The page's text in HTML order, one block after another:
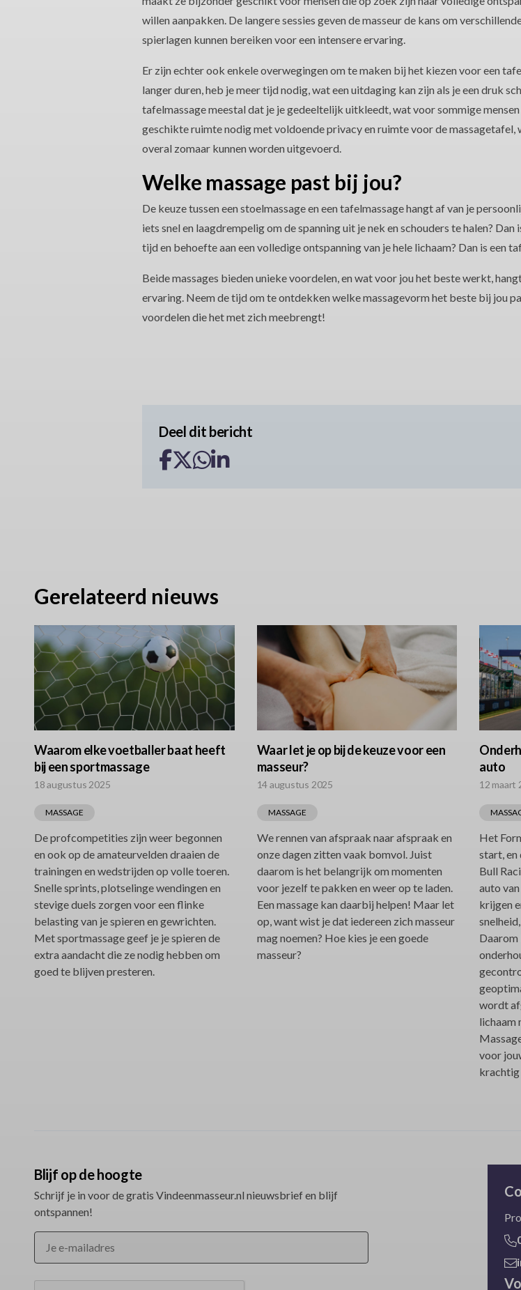
willen aanpakken. De langere sessies geven de masseur de kans om
spierlagen kunnen bereiken voor een intensere ervaring.
Er zijn echter ook enkele overwegingen om te maken bij het kiezen voor een
langer duren, heb je meer tijd nodig, wat een uitdaging kan zijn als je een druk
tafelmassage meestal dat je je gedeeltelijk uitkleedt, wat voor sommige
geschikte ruimte nodig met voldoende privacy en ruimte voor de massagetafel,
overal zomaar kunnen worden uitgevoerd.
Welke massage past bij jou?
De keuze tussen een stoelmassage en een tafelmassage hangt af van je
iets snel en laagdrempelig om de spanning uit je nek en schouders te halen?
tijd en behoefte aan een volledige ontspanning van je hele lichaam? Dan is een
Beide massages bieden unieke voordelen, en wat voor jou het beste werkt,
ervaring. Neem de tijd om te ontdekken welke massagevorm het beste bij jou
voordelen die het met zich meebrengt!
Deel dit bericht
Gerelateerd nieuws
Waarom elke voetballer baat heeft
bij een sportmassage
18 augustus 2025
MASSAGE
De profcompetities zijn weer begonnen
en ook op de amateurvelden draaien de
trainingen en wedstrijden op volle toeren.
Snelle sprints, plotselinge wendingen en
stevige duels zorgen voor een flinke
belasting van je spieren en gewrichten.
Met sportmassage geef je je spieren de
extra aandacht die ze nodig hebben om
goed te blijven presteren.
Waar let je op bij de keuze voor een
masseur?
14 augustus 2025
MASSAGE
We rennen van afspraak naar afspraak en
onze dagen zitten vaak bomvol. Juist
daarom is het belangrijk om momenten
voor jezelf te pakken en weer op te laden.
Een massage kan daarbij helpen! Maar let
op, want wist je dat iedereen zich masseur
mag noemen? Hoe kies je een goede
masseur?
auto
12 maart
Het
start, en
Bull
auto
krijgen
wordt
lichaam
voor
krachtig
Blijf op de hoogte
Schrijf je in voor de gratis Vindeenmasseur.nl nieuwsbrief en blijf
ontspannen!